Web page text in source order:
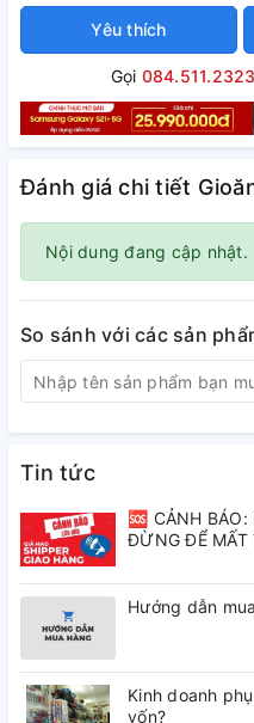
Yêu thích
Gọi 084.511.2323
Đánh giá chi tiết
Nội dung đang cập nhật.
So sánh với các sản
Tin tức
🆘 CẢNH BÁO:
ĐỪNG ĐỂ MẤT
Hướng dẫn
Kinh doanh
vốn?